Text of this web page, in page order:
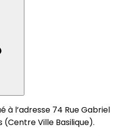
à l’adresse 74 Rue Gabriel
(Centre Ville Basilique).